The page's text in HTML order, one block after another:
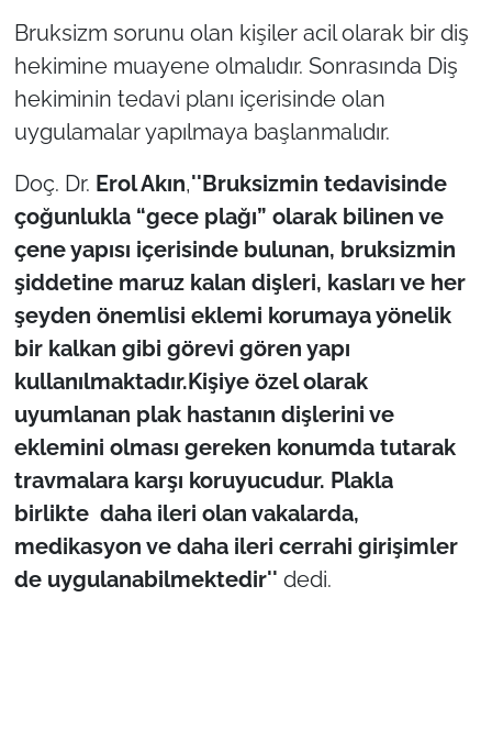
Bruksizm sorunu olan kişiler acil olarak bir diş
hekimine muayene olmalıdır. Sonrasında Diş
hekiminin tedavi planı içerisinde olan
uygulamalar yapılmaya başlanmalıdır.
Doç. Dr. Erol Akın,''Bruksizmin tedavisinde
çoğunlukla “gece plağı” olarak bilinen ve
çene yapısı içerisinde bulunan, bruksizmin
şiddetine maruz kalan dişleri, kasları ve her
şeyden önemlisi eklemi korumaya yönelik
bir kalkan gibi görevi gören yapı
kullanılmaktadır.Kişiye özel olarak
uyumlanan plak hastanın dişlerini ve
eklemini olması gereken konumda tutarak
travmalara karşı koruyucudur. Plakla
birlikte daha ileri olan vakalarda,
medikasyon ve daha ileri cerrahi girişimler
de uygulanabilmektedir'' dedi.
Genel-A
Gündem-Eğitim